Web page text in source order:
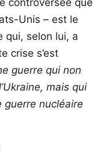
controversée que
Unis – est le
qui, selon lui, a
crise s’est
guerre qui non
mais qui
guerre nucléaire